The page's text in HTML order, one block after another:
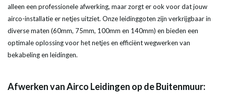
alleen een professionele afwerking, maar zorgt er ook voor dat jouw
airco-installatie er netjes uitziet. Onze leidinggoten zijn verkrijgbaar in
diverse maten (60mm, 75mm, 100mm en 140mm) en bieden een
optimale oplossing voor het netjes en efficiënt wegwerken van
bekabeling en leidingen.
Afwerken van Airco Leidingen op de Buitenmuur: